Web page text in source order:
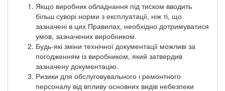
Якщо виробник обладнання під тиском вводить
більш суворі норми з експлуатації, ніж ті, що
зазначені в цих Правилах, необхідно дотримуватися
умов, зазначених виробником.
Будь-які зміни технічної документації можливі за
погодженням із виробником, який затвердив
зазначену документацію.
Ризики для обслуговувального і ремонтного
персоналу від впливу основних видів небезпеки